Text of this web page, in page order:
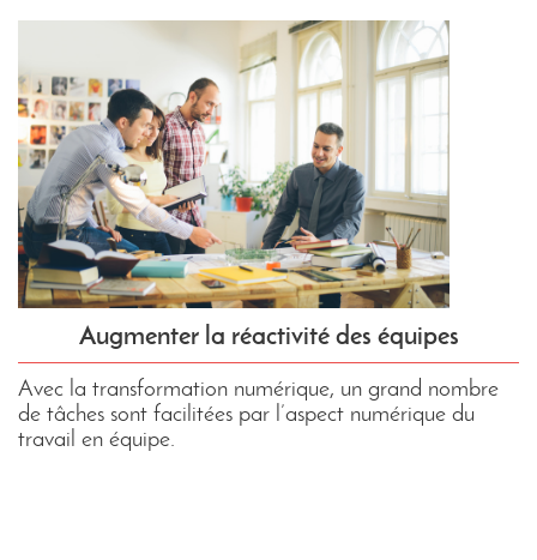
Augmenter la réactivité des équipes
Avec la transformation numérique, un grand nombre
de tâches sont facilitées par l’aspect numérique du
travail en équipe.